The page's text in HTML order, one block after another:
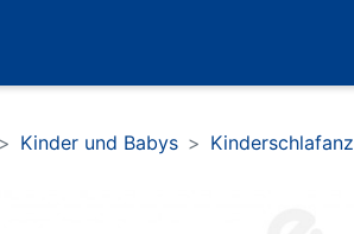
Kinder und Babys